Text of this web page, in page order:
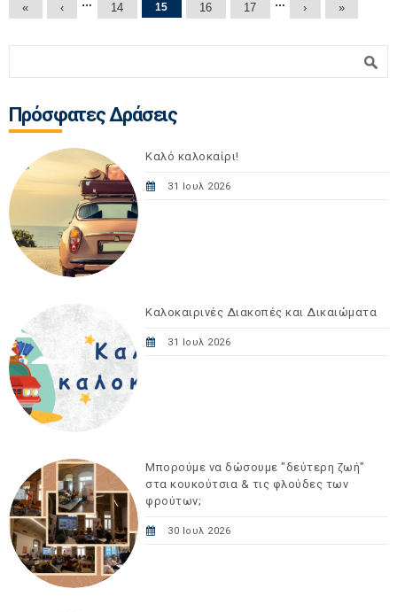
Σελίδες
« ‹ … 14 15 16 17 … › »
Πρόσφατες Δράσεις
Καλό καλοκαίρι!
31 Ιουλ 2026
Καλοκαιρινές Διακοπές και Δικαιώματα
31 Ιουλ 2026
Μπορούμε να δώσουμε "δεύτερη ζωή"
στα κουκούτσια & τις φλούδες των
φρούτων;
30 Ιουλ 2026